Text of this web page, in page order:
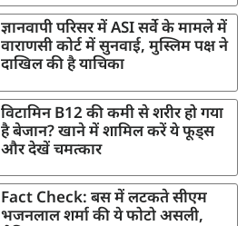
ज्ञानवापी परिसर में ASI सर्वे के मामले में
वाराणसी कोर्ट में सुनवाई, मुस्लिम पक्ष ने
दाखिल की है याचिका
विटामिन B12 की कमी से शरीर हो गया
है बेजान? खाने में शामिल करें ये फूड्स
और देखें चमत्कार
Fact Check: बस में लटकते सीएम
भजनलाल शर्मा की ये फोटो असली,